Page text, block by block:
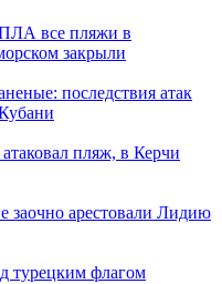
все пляжи в
закрыли
последствия атак
пляж, в Керчи
заочно арестовали Лидию
турецким флагом